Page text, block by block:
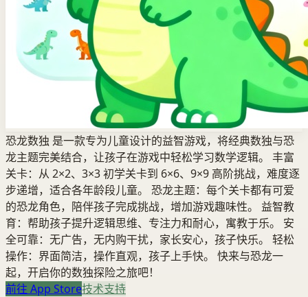
恐龙数独 是一款专为儿童设计的益智游戏，将经典数独与恐
龙主题完美结合，让孩子在游戏中轻松学习数学逻辑。 丰富
关卡：从 2×2、3×3 初学关卡到 6×6、9×9 高阶挑战，难度逐
步递增，适合各年龄段儿童。 恐龙主题：每个关卡都有可爱
的恐龙角色，陪伴孩子完成挑战，增加游戏趣味性。 益智教
育：帮助孩子提升逻辑思维、专注力和耐心，寓教于乐。 安
全可靠：无广告，无内购干扰，家长安心，孩子快乐。 轻松
操作：界面简洁，操作直观，孩子上手快。 快来与恐龙一
起，开启你的数独探险之旅吧！
前往 App Store技术支持